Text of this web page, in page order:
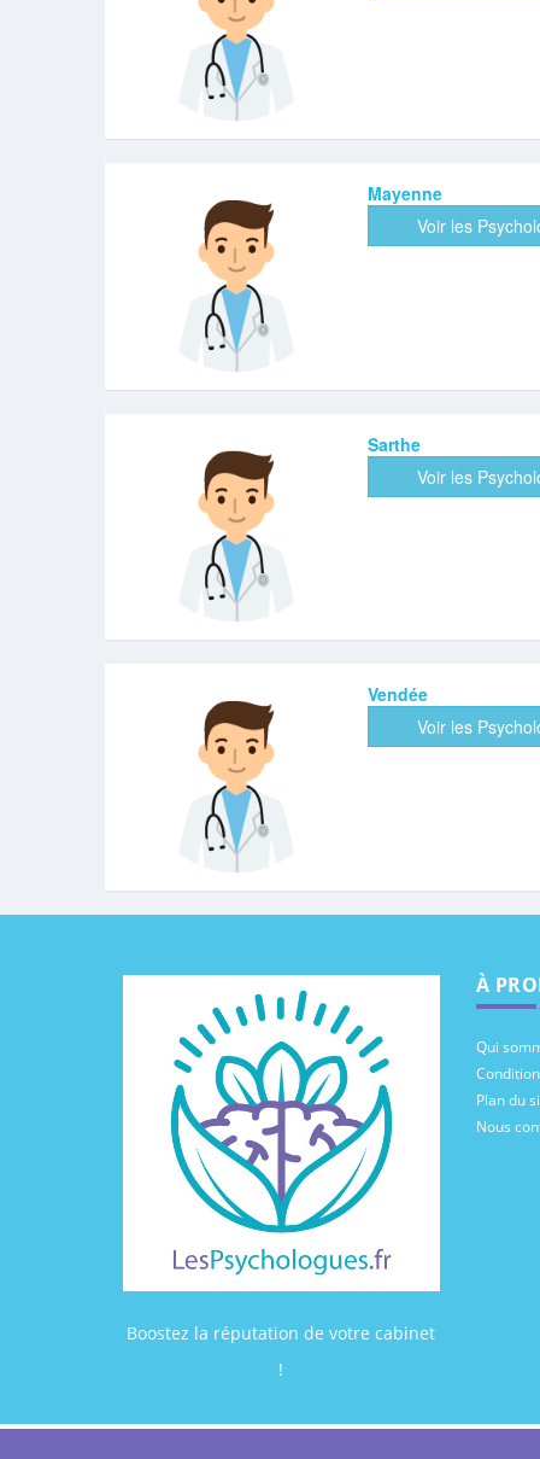
Mayenne
Voir les
Sarthe
Voir les
Vendée
Voir les
Boostez la réputation de votre cabinet
!
À
Qui
Plan du
Nous